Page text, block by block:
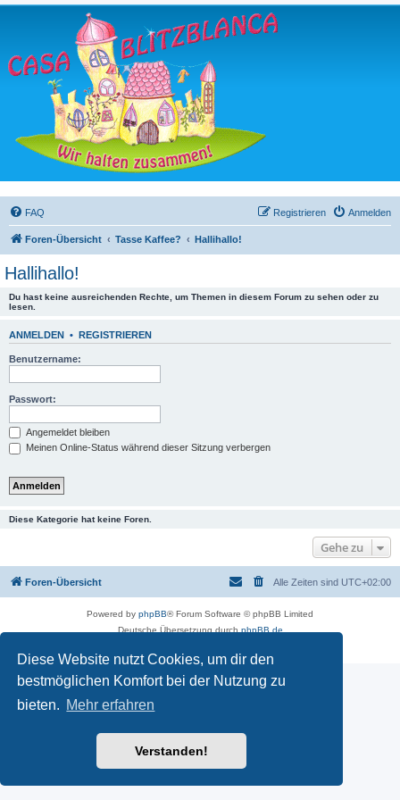
Diese Website nutzt Cookies, um dir den
bestmöglichen Komfort bei der Nutzung zu
bieten. Mehr erfahren
Verstanden!
FAQ Anmelden
Registrieren
Foren-Übersicht Tasse Kaffee? Hallihallo!
Hallihallo!
Du hast keine ausreichenden Rechte, um Themen in diesem Forum zu sehen oder zu
lesen.
ANMELDEN • REGISTRIEREN
Benutzername:
Passwort:
Angemeldet bleiben
Meinen Online-Status während dieser Sitzung verbergen
Diese Kategorie hat keine Foren.
Gehe zu
Foren-Übersicht Alle Zeiten sind UTC+02:00
Powered by phpBB® Forum Software © phpBB Limited
Deutsche Übersetzung durch phpBB.de